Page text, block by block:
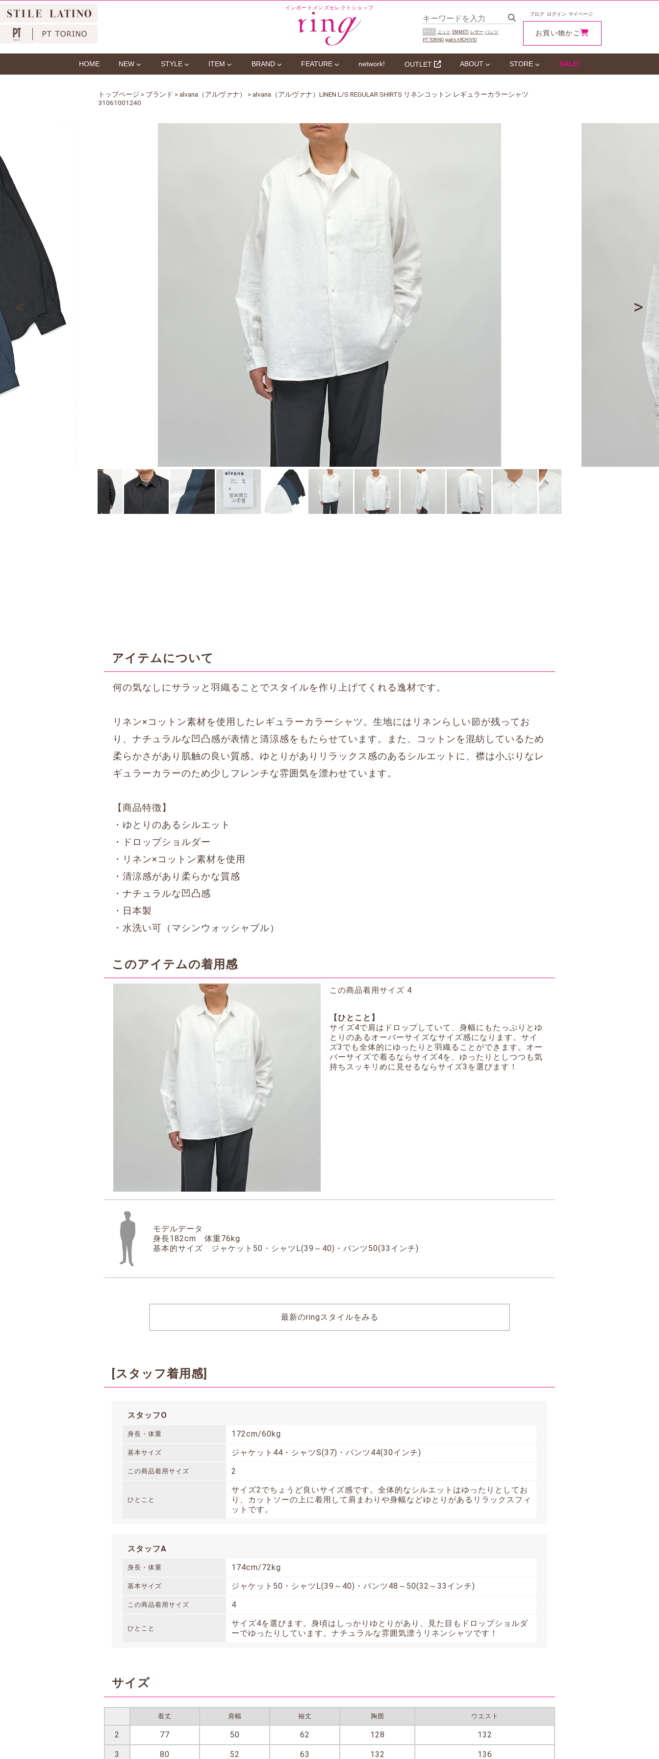
インポートメンズセレクトショップ
HOT ニット EMMETI レザー パンツ
PT TORINO giab‘s ARCHIVIO
ブログ ログイン マイページ
お買い物かご
HOME NEW STYLE ITEM BRAND FEATURE network! OUTLET ABOUT STORE SALE!
トップページ > ブランド >alvana（アルヴァナ）
> alvana（アルヴァナ）LINEN L/S REGULAR SHIRTS リネンコットン レギュラーカラーシャツ
31061001240
アイテムについて
何の気なしにサラッと羽織ることでスタイルを作り上げてくれる逸材です。
リネン×コットン素材を使用したレギュラーカラーシャツ。生地にはリネンらしい節が残ってお
り、ナチュラルな凹凸感が表情と清涼感をもたらせています。また、コットンを混紡しているため
柔らかさがあり肌触の良い質感。ゆとりがありリラックス感のあるシルエットに、襟は小ぶりなレ
ギュラーカラーのため少しフレンチな雰囲気を漂わせています。
【商品特徴】
・ゆとりのあるシルエット
・ドロップショルダー
・リネン×コットン素材を使用
・清涼感があり柔らかな質感
・ナチュラルな凹凸感
・日本製
・水洗い可（マシンウォッシャブル）
このアイテムの着用感
この商品着用サイズ 4
【ひとこと】
サイズ4で肩はドロップしていて、身幅にもたっぷりとゆ
とりのあるオーバーサイズなサイズ感になります。サイ
ズ3でも全体的にゆったりと羽織ることができます。オー
バーサイズで着るならサイズ4を、ゆったりとしつつも気
持ちスッキリめに見せるならサイズ3を選びます！
モデルデータ
身長182cm 体重76kg
基本的サイズ ジャケット50・シャツL(39～40)・パンツ50(33インチ)
最新のringスタイルをみる
[スタッフ着用感]
スタッフO
身長・体重 172cm/60kg
基本サイズ ジャケット44・シャツS(37)・パンツ44(30インチ)
この商品着用サイズ 2
ひとこと
サイズ2でちょうど良いサイズ感です。全体的なシルエットはゆったりとしてお
り、カットソーの上に着用して肩まわりや身幅などゆとりがあるリラックスフィ
ットです。
スタッフA
身長・体重 174cm/72kg
基本サイズ ジャケット50・シャツL(39～40)・パンツ48～50(32～33インチ)
この商品着用サイズ 4
ひとこと
サイズ4を選びます。身頃はしっかりゆとりがあり、見た目もドロップショルダ
ーでゆったりしています。ナチュラルな雰囲気漂うリネンシャツです！
サイズ
着丈 肩幅 袖丈 胸囲 ウエスト
2 77 50 62 128 132
3 80 52 63 132 136